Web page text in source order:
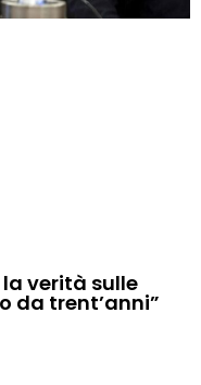
la verità sulle
da trent’anni”